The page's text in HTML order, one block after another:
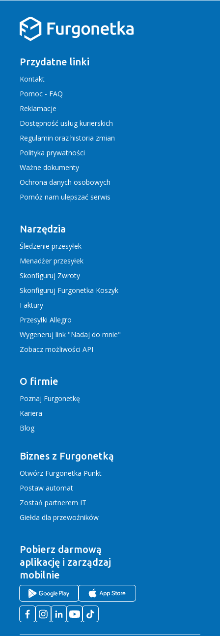
Przydatne linki
Kontakt
Pomoc - FAQ
Reklamacje
Dostępność usług kurierskich
Regulamin orazhistoria zmian
Polityka prywatności
Ważne dokumenty
Ochrona danych osobowych
Pomóż nam ulepszać serwis
Narzędzia
Śledzenie przesyłek
Menadżer przesyłek
Skonfiguruj Zwroty
Skonfiguruj Furgonetka Koszyk
Faktury
Przesyłki Allegro
Wygeneruj link "Nadaj do mnie"
Zobacz możliwości API
O firmie
Poznaj Furgonetkę
Kariera
Blog
Biznes z Furgonetką
Otwórz Furgonetka Punkt
Postaw automat
Zostań partnerem IT
Giełda dla przewoźników
Pobierz darmową
aplikację i zarządzaj
mobilnie